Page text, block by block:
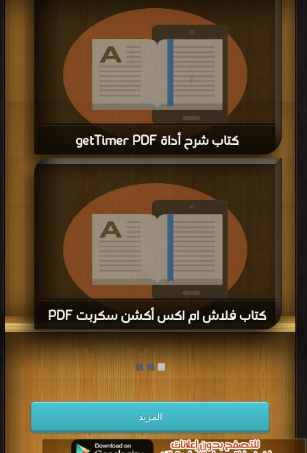
تحميل| التحميل : مرة/مرات
كتاب شرح أداة getTimer PDF
قراءة و تحميل كتاب كتاب شرح أداة getTimer PDF مجانا | مكتبة > كتب في تحميل|
التحميل : مرة/مرات
كتاب فلاش ام اكس أكشن سكربت PDF
قراءة و تحميل كتاب كتاب فلاش ام اكس أكشن سكربت PDF مجانا | مكتبة >
كتب
في | التحميل : مرة/مرات
المزيد